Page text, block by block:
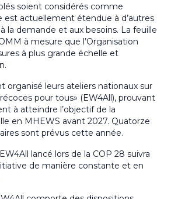
soient considérés comme
est actuellement étendue à d’autres
la demande et aux besoins. La feuille
à mesure que l’Organisation
à plus grande échelle et
organisé leurs ateliers nationaux sur
pour tous» (EW4All), prouvant
à atteindre l’objectif de la
en MHEWS avant 2027. Quatorze
sont prévus cette année.
lancé lors de la COP 28 suivra
de manière constante et en